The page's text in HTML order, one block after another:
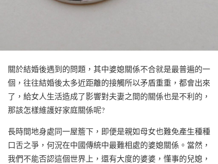
關於結婚後遇到的問題，其中婆媳關係不合就是最普遍的一
個，往往結婚後太多近距離的接觸所以矛盾重重，都會出來
了，給女人生活造成了影響對夫妻之間的關係也是不利的，
那該怎樣維護好家庭關係呢?
長時間地身處同一屋簷下，即便是親如母女也難免產生種種
口舌之爭，何況在中國傳統中最難相處的婆媳關係。當然，
我們不能否認這個世界上，還有大度的婆婆，懂事的兒媳，